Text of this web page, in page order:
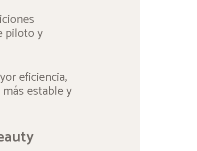
piloto y
eficiencia,
estable y